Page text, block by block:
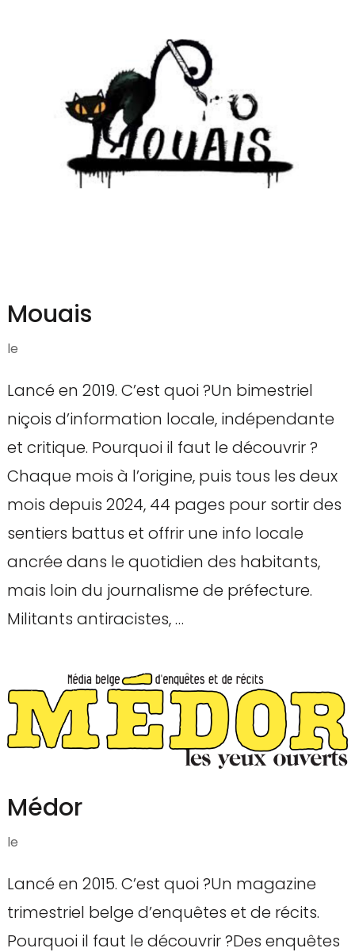
Mouais
le
Lancé en 2019. C’est quoi ?Un bimestriel
niçois d’information locale, indépendante
et critique. Pourquoi il faut le découvrir ?
Chaque mois à l’origine, puis tous les deux
mois depuis 2024, 44 pages pour sortir des
sentiers battus et offrir une info locale
ancrée dans le quotidien des habitants,
mais loin du journalisme de préfecture.
Militants antiracistes, …
Médor
le
Lancé en 2015. C’est quoi ?Un magazine
trimestriel belge d’enquêtes et de récits.
Pourquoi il faut le découvrir ?Des enquêtes